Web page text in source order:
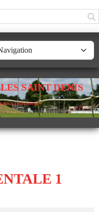
SAINT DENIS
ROUGE TOUJOURS
1